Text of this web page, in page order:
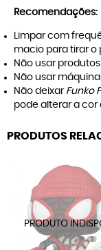
Recomendações:
Limpar com
macio para tirar o
Não usar
Não usar
Não deixar Funko
pode alterar a cor
PRODUTOS